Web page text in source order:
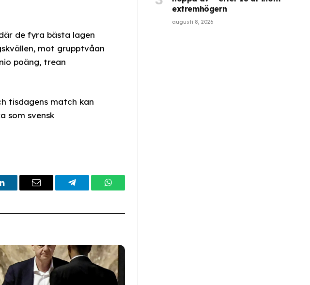
de fyra bästa lagen
mot grupptvåan
poäng, trean
tisdagens match kan
som svensk
LinkedInEmail TelegramWhatsApp
extremhögern
augusti 8, 2026